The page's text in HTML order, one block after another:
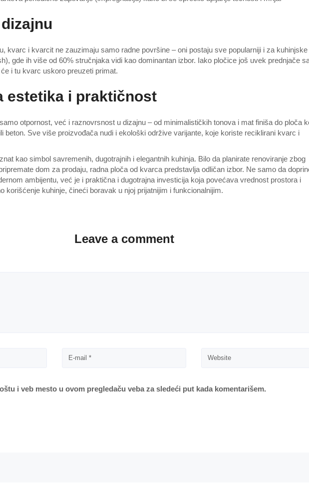
kvarc i kvarcit ne zauzimaju samo radne površine – oni postaju sve popularniji i za kuhinjske
gde ih više od 60% stručnjaka vidi kao dominantan izbor. Iako pločice još uvek prednjače
i tu kvarc uskoro preuzeti primat.
estetika i praktičnost
otpornost, već i raznovrsnost u dizajnu – od minimalističkih tonova i mat finiša do ploča
beton. Sve više proizvođača nudi i ekološki održive varijante, koje koriste reciklirani kvarc i
kao simbol savremenih, dugotrajnih i elegantnih kuhinja. Bilo da planirate renoviranje zbog
dom za prodaju, radna ploča od kvarca predstavlja odličan izbor. Ne samo da
ambijentu, već je i praktična i dugotrajna investicija koja povećava vrednost prostora i
korišćenje kuhinje, čineći boravak u njoj prijatnijim i funkcionalnijim.
Leave a comment
i veb mesto u ovom pregledaču veba za sledeći put kada komentarišem.